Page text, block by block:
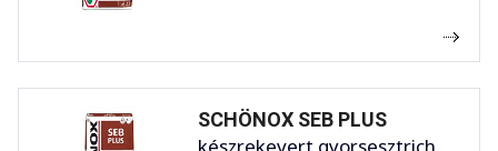
SCHÖNOX SEB PLUS